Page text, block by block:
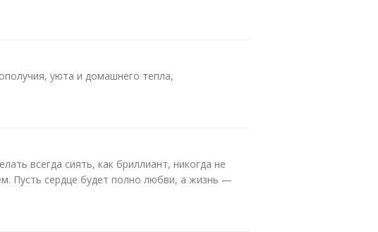
уюта и домашнего тепла,
всегда сиять, как бриллиант, никогда не
Пусть сердце будет полно любви, а жизнь —